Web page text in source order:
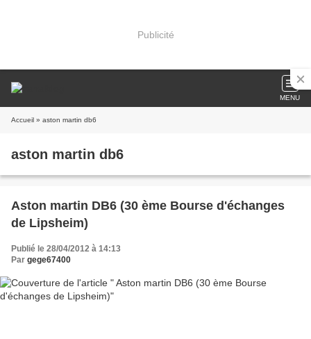
Publicité
MENU
Accueil » aston martin db6
aston martin db6
Aston martin DB6 (30 ème Bourse d'échanges
de Lipsheim)
Publié le 28/04/2012 à 14:13
Par gege67400